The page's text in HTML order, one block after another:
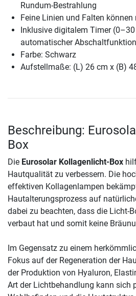
Rundum-Bestrahlung
Feine Linien und Falten können
Inklusive digitalem Timer
automatischer Abschaltfunktion
Farbe: Schwarz
Aufstellmaße: (L) 26 cm x (B)
Beschreibung:
Box
Die Eurosolar Kollagenlicht-Box
Hautqualität zu verbessern. Die
effektiven Kollagenlampen
Hautalterungsprozess auf
dabei zu beachten, dass die Licht-
verbaut hat und somit keine
Im Gegensatz zu einem
Fokus auf der Regeneration der
der Produktion von Hyaluron,
Art der Lichtbehandlung kann sich